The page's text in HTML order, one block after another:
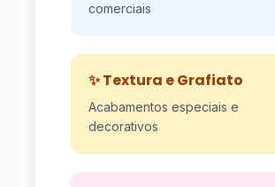
comerciais
✨ Textura e Grafiato
Acabamentos especiais e
decorativos